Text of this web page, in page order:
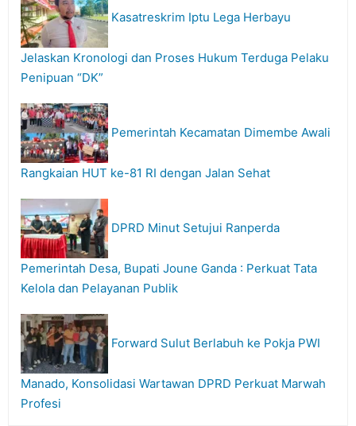
Kasatreskrim Iptu Lega Herbayu
Jelaskan Kronologi dan Proses Hukum Terduga Pelaku
Penipuan “DK”
Pemerintah Kecamatan Dimembe Awali
Rangkaian HUT ke-81 RI dengan Jalan Sehat
DPRD Minut Setujui Ranperda
Pemerintah Desa, Bupati Joune Ganda : Perkuat Tata
Kelola dan Pelayanan Publik
Forward Sulut Berlabuh ke Pokja PWI
Manado, Konsolidasi Wartawan DPRD Perkuat Marwah
Profesi